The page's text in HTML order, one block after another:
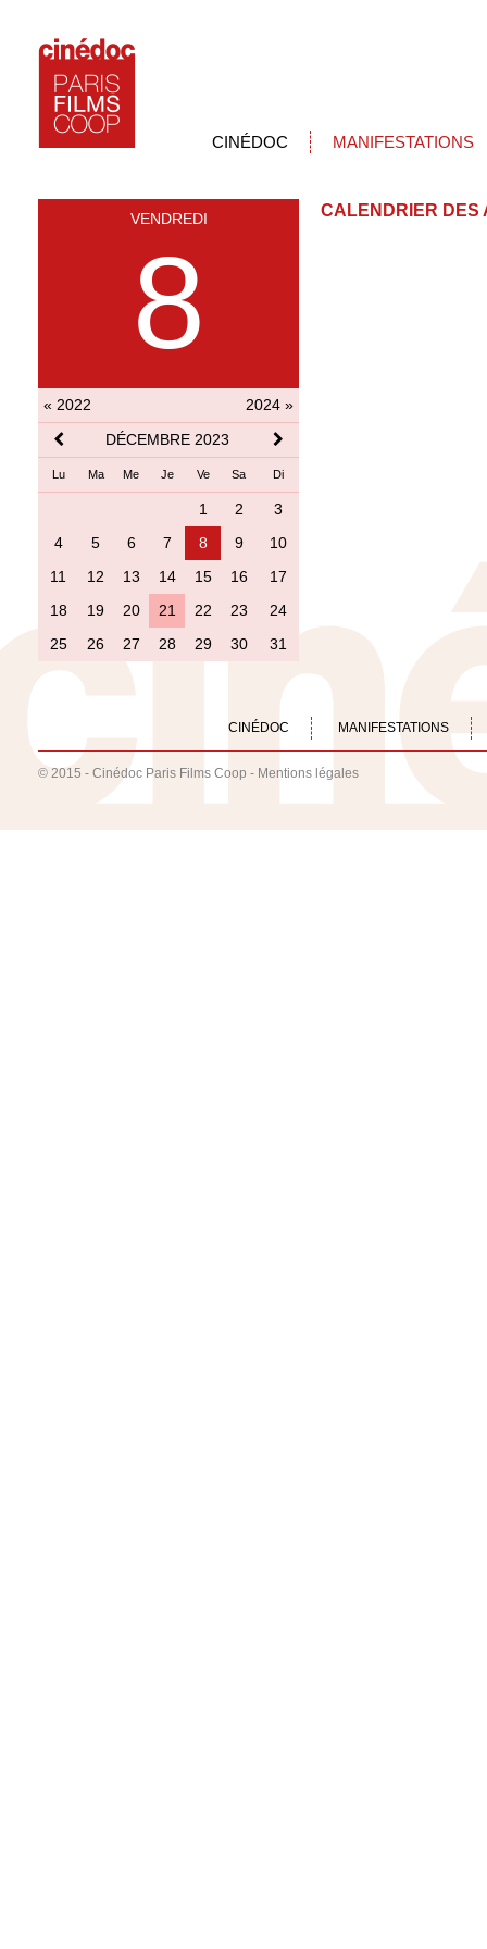
CINÉDOC MANIFESTATIONS
VENDREDI
8
« 2022
2024 »
DÉCEMBRE 2023
Lu Ma Me Je Ve Sa Di
1 2
3
4
5 6 7 8 9
10
11
12 13 14 15 16
17
18
19 20 21 22 23
24
25
26 27 28 29 30 31
CALENDRIER DES
CINÉDOC MANIFESTATIONS
© 2015 - Cinédoc Paris Films Coop - Mentions légales